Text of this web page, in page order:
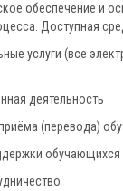
обеспечение и
Доступная
услуги (все
деятельность
(перевода)
обучающихся